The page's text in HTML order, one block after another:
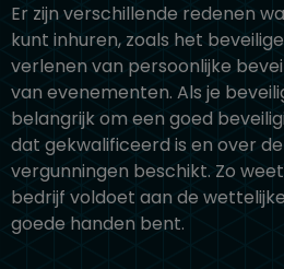
Er zijn verschillende redenen
kunt inhuren, zoals het
verlenen van persoonlijke
van evenementen. Als je
belangrijk om een goed
dat gekwalificeerd is en over
vergunningen beschikt. Zo
bedrijf voldoet aan de
goede handen bent.